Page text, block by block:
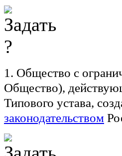
1. Общество с
Общество),
Типового устава,
законодательством